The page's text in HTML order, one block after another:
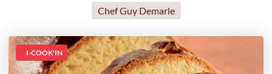
Chef Guy Demarle
I-COOK'IN